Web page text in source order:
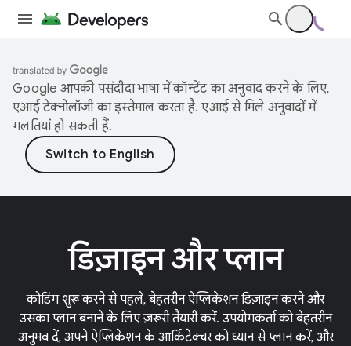
Google आपकी पसंदीदा भाषा में कॉन्टेंट का अनुवाद करने के लिए,
एआई टेक्नोलॉजी का इस्तेमाल करता है. एआई से मिले अनुवादों में
गलतियां हो सकती हैं.
डिज़ाइन और प्लान
कोडिंग शुरू करने से पहले, बेहतरीन ऐप्लिकेशन डिज़ाइन करने और
उसका प्लान बनाने के लिए ज़रूरी तैयारी करें. उपयोगकर्ता को बेहतरीन
अनुभव दें, अपने ऐप्लिकेशन के आर्किटेक्चर को ध्यान से प्लान करें, और